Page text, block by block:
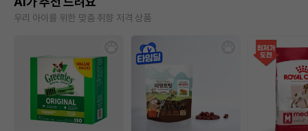
우리 아이를 위한 맞춤 취향 저격 상품